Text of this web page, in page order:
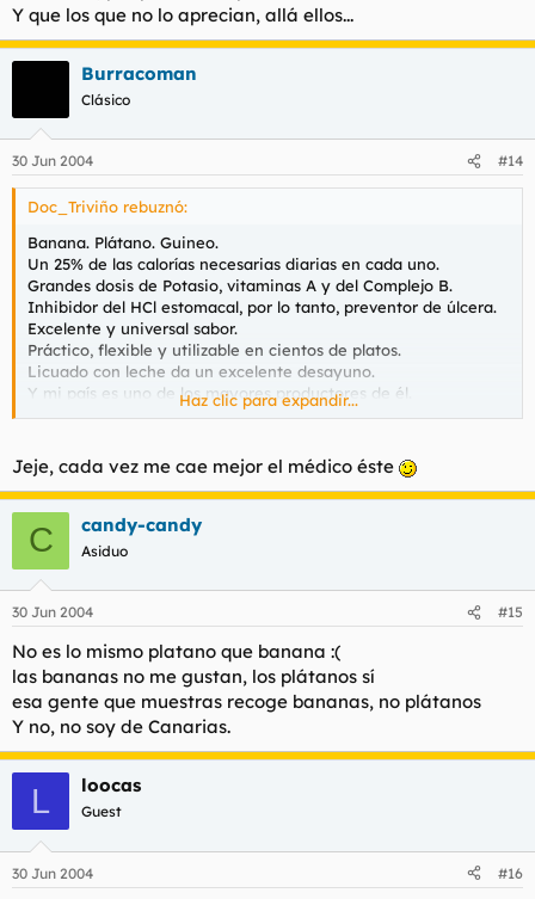
Y que los que no lo aprecian, allá ellos...
Burracoman
Clásico
30 Jun 2004 #14
Doc_Triviño rebuznó:
Banana. Plátano. Guineo.
Un 25% de las calorías necesarias diarias en cada uno.
Grandes dosis de Potasio, vitaminas A y del Complejo B.
Inhibidor del HCl estomacal, por lo tanto, preventor de úlcera.
Excelente y universal sabor.
Práctico, flexible y utilizable en cientos de platos.
Licuado con leche da un excelente desayuno.
Y mi país es uno de los mayores productores de él.
Y que los que no lo aprecian, allá ellos...
Haz clic para expandir...
Jeje, cada vez me cae mejor el médico éste
C candy-candy
Asiduo
30 Jun 2004 #15
No es lo mismo platano que banana :(
las bananas no me gustan, los plátanos sí
esa gente que muestras recoge bananas, no plátanos
Y no, no soy de Canarias.
L loocas
Guest
30 Jun 2004 #16